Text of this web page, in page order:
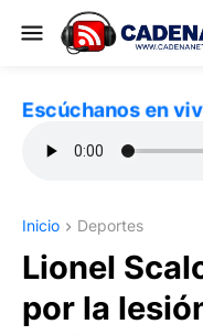
Escúchanos en
Inicio Deportes
Lionel
por la